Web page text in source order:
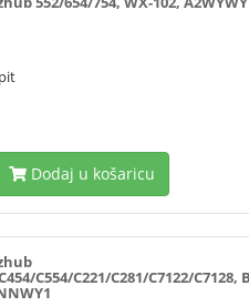
Dodaj u košaricu
C554/C221/C281/C7122/C7128,